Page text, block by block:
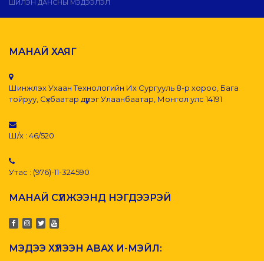
ШИЛЭН ДАНСНЫ МЭДЭЭЛЭЛ
МАНАЙ ХАЯГ
Шинжлэх Ухаан Технологийн Их Сургууль 8-р хороо, Бага
тойруу, Сүхбаатар дүүрэг Улаанбаатар, Монгол улс 14191
Ш/х : 46/520
Утас : (976)-11-324590
МАНАЙ СҮЛЖЭЭНД НЭГДЭЭРЭЙ
МЭДЭЭ ХҮЛЭЭН АВАХ И-МЭЙЛ: